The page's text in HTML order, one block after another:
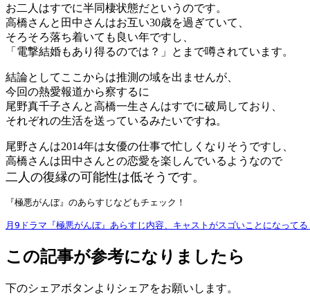
お二人はすでに半同棲状態だというのです。
高橋さんと田中さんはお互い30歳を過ぎていて、
そろそろ落ち着いても良い年ですし、
「電撃結婚もあり得るのでは？」とまで噂されています。
結論としてここからは推測の域を出ませんが、
今回の熱愛報道から察するに
尾野真千子さんと高橋一生さんはすでに破局しており、
それぞれの生活を送っているみたいですね。
尾野さんは2014年は女優の仕事で忙しくなりそうですし、
高橋さんは田中さんとの恋愛を楽しんでいるようなので
二人の復縁の可能性は低そうです。
『極悪がんぼ』のあらすじなどもチェック！
月9ドラマ『極悪がんぼ』あらすじ内容、キャストがスゴいことになってる
この記事が参考になりましたら
下のシェアボタンよりシェアをお願いします。